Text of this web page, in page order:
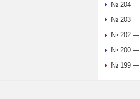
№ 204 —
№ 203 —
№ 202 —
№ 200 —
№ 199 —